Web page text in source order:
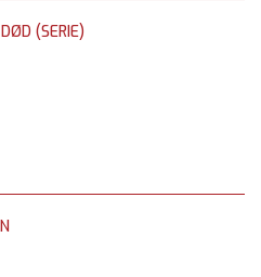
(SERIE)